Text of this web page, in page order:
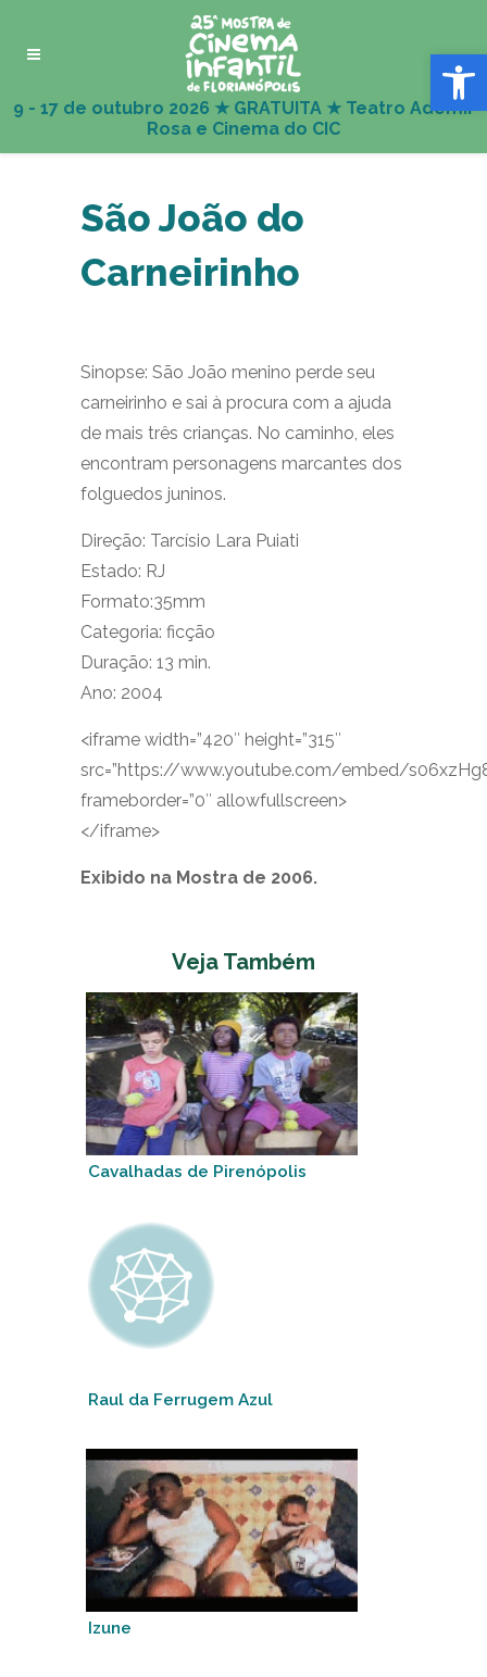
Abrir
São João do
Carneirinho
Sinopse: São João menino perde seu
carneirinho e sai à procura com a ajuda
de mais três crianças. No caminho, eles
encontram personagens marcantes dos
folguedos juninos.
Direção: Tarcísio Lara Puiati
Estado: RJ
Formato:35mm
Categoria: ficção
Duração: 13 min.
Ano: 2004
<iframe width=”420″ height=”315″
src=”https://www.youtube.com/embed/
frameborder=”0″ allowfullscreen>
</iframe>
Exibido na Mostra de 2006.
Veja Também
Cavalhadas de Pirenópolis
Raul da Ferrugem Azul
Izune